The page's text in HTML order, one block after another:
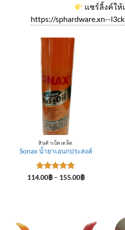
แชร์ลิ้งค์ให้
https://sphardware.xn--
สินค้าเบ็ดเตล็ด
Sonax น้ำยาเอนกประสงค์
ให้คะแนน
114.00฿ – 155.00฿Price